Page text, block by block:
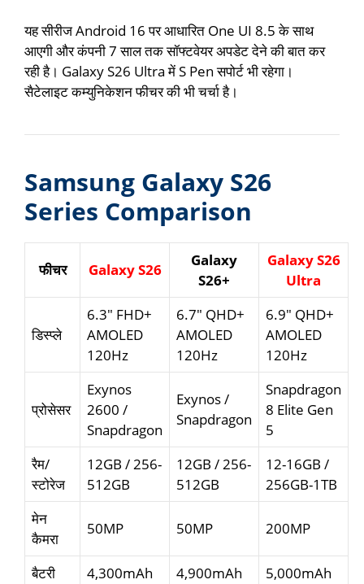
यह सीरीज Android 16 पर आधारित One UI 8.5 के साथ
आएगी और कंपनी 7 साल तक सॉफ्टवेयर अपडेट देने की बात कर
रही है। Galaxy S26 Ultra में S Pen सपोर्ट भी रहेगा।
सैटेलाइट कम्युनिकेशन फीचर की भी चर्चा है।
Samsung Galaxy S26
Series Comparison
फीचर Galaxy S26
Galaxy
S26+
Galaxy S26
Ultra
डिस्प्ले
6.3″ FHD+
AMOLED
120Hz
6.7″ QHD+
AMOLED
120Hz
6.9″ QHD+
AMOLED
120Hz
प्रोसेसर
Exynos
2600 /
Snapdragon
Exynos /
Snapdragon
Snapdragon
8 Elite Gen
5
रैम/
स्टोरेज
12GB / 256-
512GB
12GB / 256-
512GB
12-16GB /
256GB-1TB
मेन
कैमरा
50MP 50MP 200MP
बैटरी 4,300mAh 4,900mAh
5,000mAh